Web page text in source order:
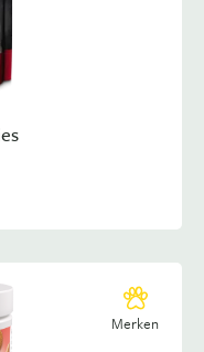
Merken